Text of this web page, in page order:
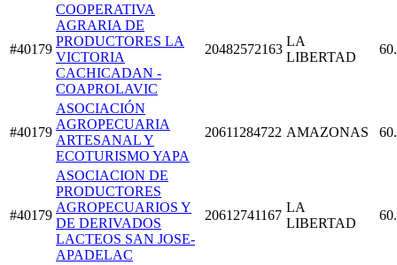
#40179
COOPERATIVA
AGRARIA DE
PRODUCTORES LA
VICTORIA
CACHICADAN -
COAPROLAVIC
20482572163
LA
LIBERTAD
#40179
ASOCIACIÓN
AGROPECUARIA
ARTESANAL Y
ECOTURISMO YAPA
20611284722 AMAZONAS
#40179
ASOCIACION DE
PRODUCTORES
AGROPECUARIOS Y
DE DERIVADOS
LACTEOS SAN JOSE-
APADELAC
20612741167
LA
LIBERTAD